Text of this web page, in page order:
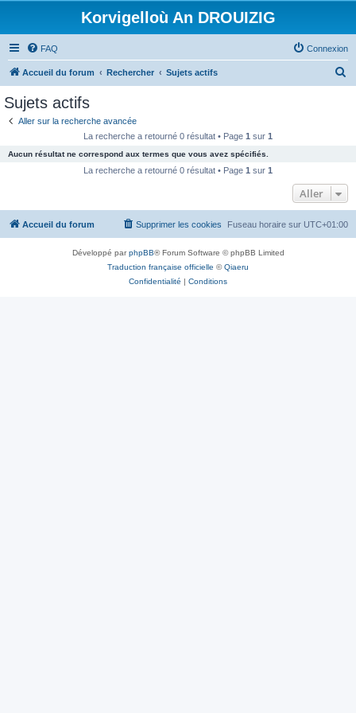
Korvigelloù An DROUIZIG
FAQ Connexion
Accueil du forum Rechercher Sujets actifs
c
e
Sujets actifs
Aller sur la recherche avancée
La recherche a retourné 0 résultat • Page 1 sur 1
Aucun résultat ne correspond aux termes que vous avez spécifiés.
La recherche a retourné 0 résultat • Page 1 sur 1
Aller
Accueil du forum Fuseau horaire sur UTC+01:00
Supprimer les cookies
Développé parphpBB® Forum Software © phpBB Limited
Traduction française officielle ©Qiaeru
Confidentialité | Conditions